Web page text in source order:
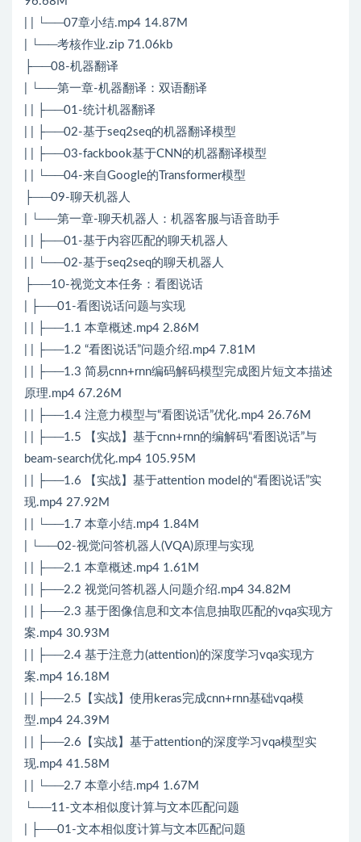
| | └──07章小结.mp4 14.87M
| └──考核作业.zip 71.06kb
├──08-机器翻译
| └──第一章-机器翻译：双语翻译
| | ├──01-统计机器翻译
| | ├──02-基于seq2seq的机器翻译模型
| | ├──03-fackbook基于CNN的机器翻译模型
| | └──04-来自Google的Transformer模型
├──09-聊天机器人
| └──第一章-聊天机器人：机器客服与语音助手
| | ├──01-基于内容匹配的聊天机器人
| | └──02-基于seq2seq的聊天机器人
├──10-视觉文本任务：看图说话
| ├──01-看图说话问题与实现
| | ├──1.1 本章概述.mp4 2.86M
| | ├──1.2 “看图说话”问题介绍.mp4 7.81M
| | ├──1.3 简易cnn+rnn编码解码模型完成图片短文本描述
原理.mp4 67.26M
| | ├──1.4 注意力模型与“看图说话”优化.mp4 26.76M
| | ├──1.5 【实战】基于cnn+rnn的编解码“看图说话”与
beam-search优化.mp4 105.95M
| | ├──1.6 【实战】基于attention model的“看图说话”实
现.mp4 27.92M
| | └──1.7 本章小结.mp4 1.84M
| └──02-视觉问答机器人(VQA)原理与实现
| | ├──2.1 本章概述.mp4 1.61M
| | ├──2.2 视觉问答机器人问题介绍.mp4 34.82M
| | ├──2.3 基于图像信息和文本信息抽取匹配的vqa实现方
案.mp4 30.93M
| | ├──2.4 基于注意力(attention)的深度学习vqa实现方
案.mp4 16.18M
| | ├──2.5【实战】使用keras完成cnn+rnn基础vqa模
型.mp4 24.39M
| | ├──2.6【实战】基于attention的深度学习vqa模型实
现.mp4 41.58M
| | └──2.7 本章小结.mp4 1.67M
└──11-文本相似度计算与文本匹配问题
| ├──01-文本相似度计算与文本匹配问题